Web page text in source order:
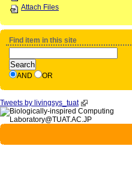
Attach Files
Find item in this site
AND OR
Tweets by livingsys_tuat